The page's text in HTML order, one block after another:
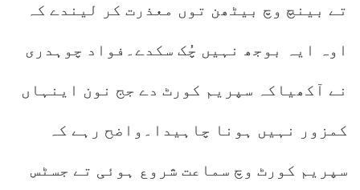
تے بینچ وچ بیٹھن توں معذرت کر لیندے کہ
اوہ ایہ بوجھ نہیں چُک سکدے۔فواد چوہدری
نے آکھیاکہ سپریم کورٹ دے جج نون اینہاں
کمزور نہیں ہونا چاہیدا۔واضح رہے کہ
سپریم کورٹ وچ سماعت شروع ہوئی تے جسٹس